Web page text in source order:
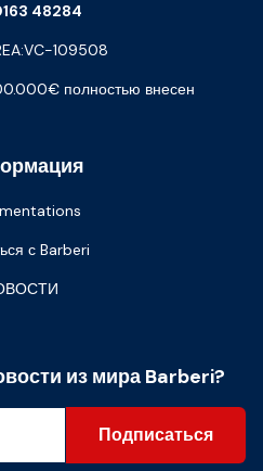
с Barberi
48284
109508
полностью внесен
из мира Barberi?
Подписаться